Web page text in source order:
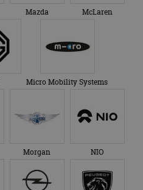
Mazda McLaren
Micro Mobility Systems
Morgan NIO